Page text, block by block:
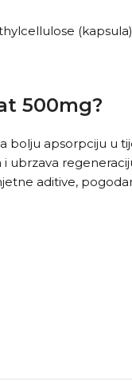
500mg?
bolju apsorpciju u
ubrzava
aditive,